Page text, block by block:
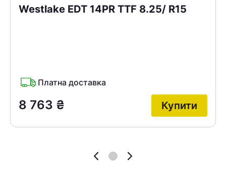
Westlаke EDT 14PR TTF 8.25/ R15
Платна доставка
8 763 ₴ Купити